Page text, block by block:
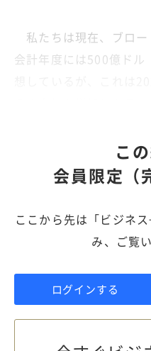
私たちは現在、ブロ
会計年度には500億ド
こ
会員限定（
ここから先は「ビジネ
み、ご覧
ログインする